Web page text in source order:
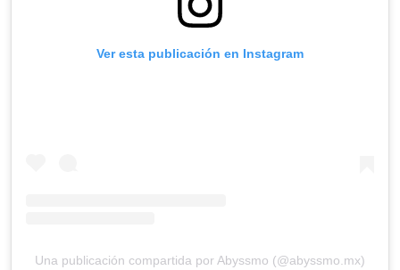
Ver esta publicación en Instagram
Una publicación compartida por Abyssmo (@abyssmo.mx)